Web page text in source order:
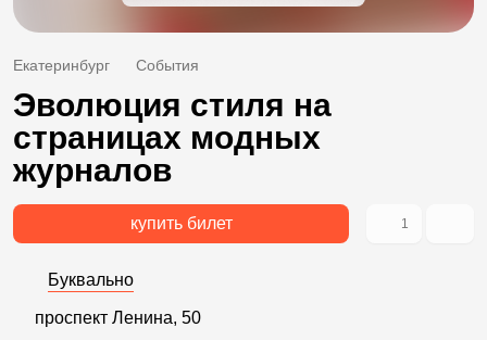
Екатеринбург События
Эволюция стиля на
страницах модных
журналов
купить билет 1
Буквально
проспект Ленина, 50